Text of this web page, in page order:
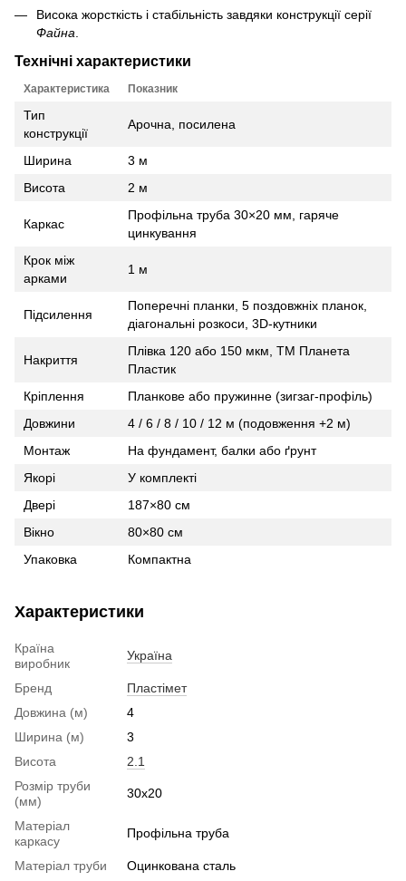
Висока жорсткість і стабільність завдяки конструкції серії
Файна
Технічні характеристики
Характеристика Показник
Тип
конструкції
Арочна, посилена
Ширина
3 м
Висота
2 м
Каркас
Профільна труба 30×20 мм, гаряче
цинкування
Крок між
арками
1 м
Підсилення
Поперечні планки, 5 поздовжніх планок,
діагональні розкоси, 3D‑кутники
Накриття
Плівка 120 або 150 мкм, ТМ Планета
Пластик
Кріплення
Планкове або пружинне (зигзаг‑профіль)
Довжини
4 / 6 / 8 / 10 / 12 м (подовження +2 м)
Монтаж
На фундамент, балки або ґрунт
Якорі
У комплекті
Двері
187×80 см
Вікно
80×80 см
Упаковка
Компактна
Характеристики
Країна
виробник
Україна
Бренд
Пластімет
Довжина (м)
4
Ширина (м)
3
Висота
2.1
Розмір труби
(мм)
30x20
Матеріал
каркасу
Профільна труба
Матеріал труби
Оцинкована сталь